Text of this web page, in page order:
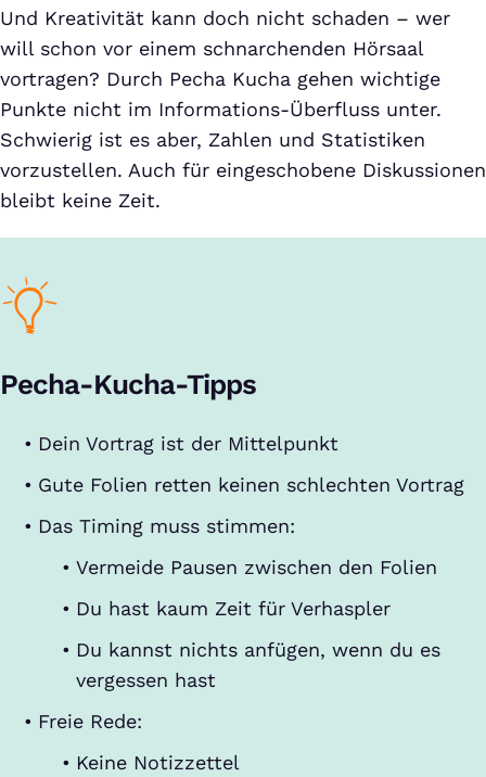
Und Kreativität kann doch nicht schaden – wer
will schon vor einem schnarchenden Hörsaal
vortragen? Durch Pecha Kucha gehen wichtige
Punkte nicht im Informations-Überfluss unter.
Schwierig ist es aber, Zahlen und Statistiken
vorzustellen. Auch für eingeschobene Diskussionen
bleibt keine Zeit.
Pecha-Kucha-Tipps
Dein Vortrag ist der Mittelpunkt
Gute Folien retten keinen schlechten Vortrag
Das Timing muss stimmen:
Vermeide Pausen zwischen den Folien
Du hast kaum Zeit für Verhaspler
Du kannst nichts anfügen, wenn du es
vergessen hast
Freie Rede:
Keine Notizzettel